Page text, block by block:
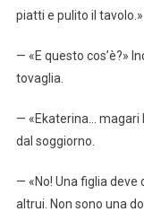
piatti e pulito il tavolo.»
— «E questo cos’è?»
tovaglia.
— «Ekaterina… magari
dal soggiorno.
— «No! Una figlia
altrui. Non sono una